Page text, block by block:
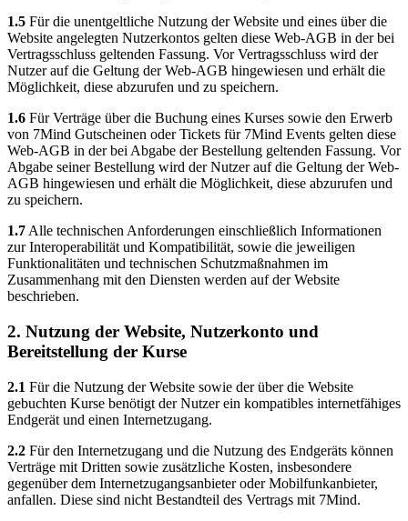
1.5 Für die unentgeltliche Nutzung der Website und eines über die
Website angelegten Nutzerkontos gelten diese Web-AGB in der bei
Vertragsschluss geltenden Fassung. Vor Vertragsschluss wird der
Nutzer auf die Geltung der Web-AGB hingewiesen und erhält die
Möglichkeit, diese abzurufen und zu speichern.
1.6 Für Verträge über die Buchung eines Kurses sowie den Erwerb
von 7Mind Gutscheinen oder Tickets für 7Mind Events gelten diese
Web-AGB in der bei Abgabe der Bestellung geltenden Fassung. Vor
Abgabe seiner Bestellung wird der Nutzer auf die Geltung der Web-
AGB hingewiesen und erhält die Möglichkeit, diese abzurufen und
zu speichern.
1.7Alle technischen Anforderungen einschließlich Informationen
zur Interoperabilität und Kompatibilität, sowie die jeweiligen
Funktionalitäten und technischen Schutzmaßnahmen im
Zusammenhang mit den Diensten werden auf der Website
beschrieben.
2. Nutzung der Website, Nutzerkonto und
Bereitstellung der Kurse
2.1 Für die Nutzung der Website sowie der über die Website
gebuchten Kurse benötigt der Nutzer ein kompatibles internetfähiges
Endgerät und einen Internetzugang.
2.2 Für den Internetzugang und die Nutzung des Endgeräts können
Verträge mit Dritten sowie zusätzliche Kosten, insbesondere
gegenüber dem Internetzugangsanbieter oder Mobilfunkanbieter,
anfallen. Diese sind nicht Bestandteil des Vertrags mit 7Mind.